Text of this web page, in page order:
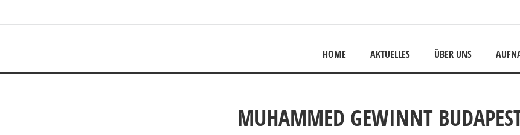
HOME AKTUELLES ÜBER UNS
MUHAMMED GEWINNT